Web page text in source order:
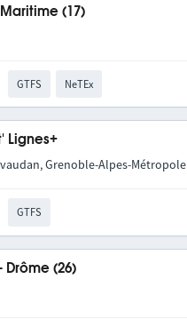
(17)
GTFS NeTEx
Lignes+
Grenoble-Alpes-Métropole
GTFS
Drôme (26)